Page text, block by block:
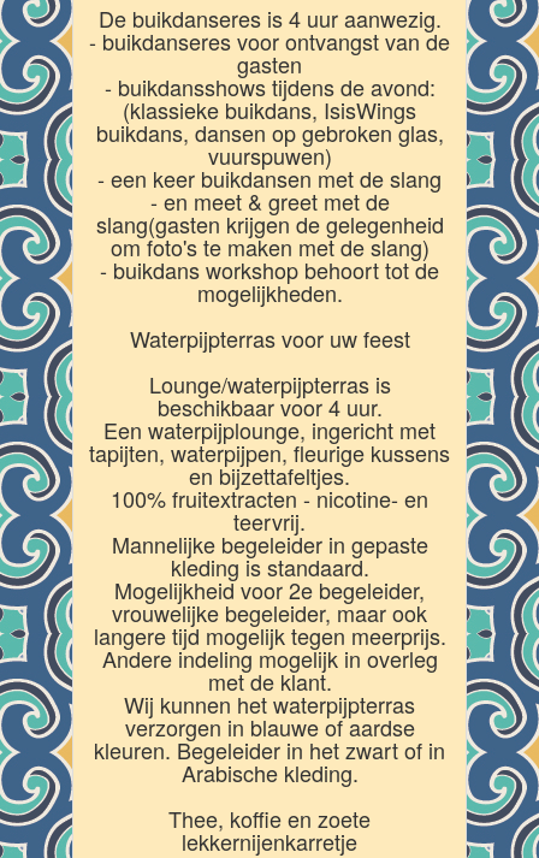
De buikdanseres is 4 uur aanwezig.
- buikdanseres voor ontvangst van de
gasten
- buikdansshows tijdens de avond:
(klassieke buikdans, IsisWings
buikdans, dansen op gebroken glas,
vuurspuwen)
- een keer buikdansen met de slang
- en meet & greet met de
slang(gasten krijgen de gelegenheid
om foto's te maken met de slang)
- buikdans workshop behoort tot de
mogelijkheden.
Waterpijpterras voor uw feest
Lounge/waterpijpterras is
beschikbaar voor 4 uur.
Een waterpijplounge, ingericht met
tapijten, waterpijpen, fleurige kussens
en bijzettafeltjes.
100% fruitextracten - nicotine- en
teervrij.
Mannelijke begeleider in gepaste
kleding is standaard.
Mogelijkheid voor 2e begeleider,
vrouwelijke begeleider, maar ook
langere tijd mogelijk tegen meerprijs.
Andere indeling mogelijk in overleg
met de klant.
Wij kunnen het waterpijpterras
verzorgen in blauwe of aardse
kleuren. Begeleider in het zwart of in
Arabische kleding.
Thee, koffie en zoete
lekkernijenkarretje